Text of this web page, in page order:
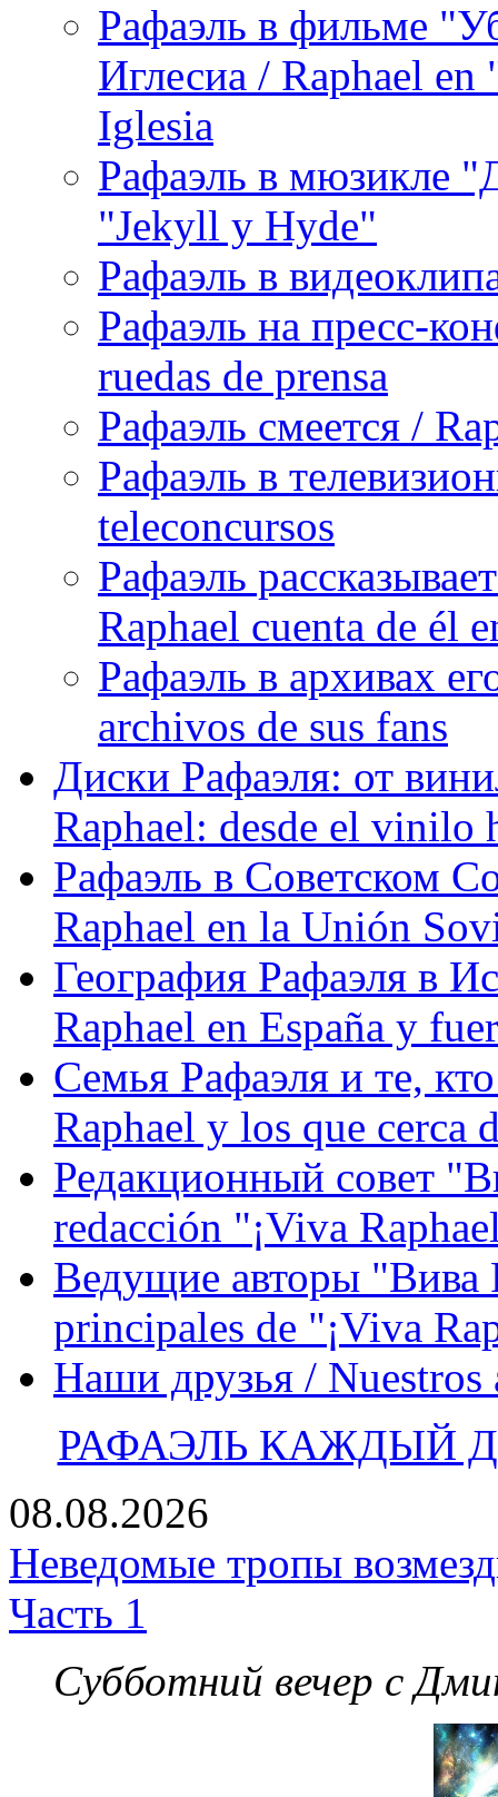
Рафаэль в фильме
Иглесиа / Raphael
Iglesia
Рафаэль в мюзикле
"Jekyll y Hyde"
Рафаэль в
Рафаэль на пресс-
ruedas de prensa
Рафаэль смеется /
Рафаэль в
teleconcursos
Рафаэль
Raphael cuenta de él
Рафаэль в архивах
archivos de sus fans
Диски Рафаэля: от
Raphael: desde el vinilo
Рафаэль в Советском
Raphael en la Unión
География Рафаэля в
Raphael en España y
Семья Рафаэля и те,
Raphael y los que cerca
Редакционный совет
redacción "¡Viva
Ведущие авторы "Вива
principales de "¡Viva
Наши друзья / Nuestros
РАФАЭЛЬ КАЖДЫЙ
08.08.2026
Неведомые тропы
Часть 1
Субботний вечер с